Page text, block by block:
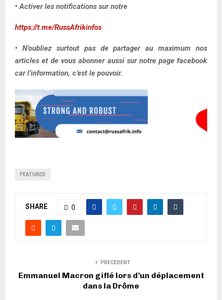
• Activer les notifications sur notre
https://t.me/RussAfrikinfos
• N’oubliez surtout pas de partager au maximum nos
articles et de vous abonner aussi sur notre page facebook
car l’information, c’est le pouvoir.
FEATURED
SHARE 0
PRECEDENT
Emmanuel Macron giflé lors d’un déplacement
dans la Drôme